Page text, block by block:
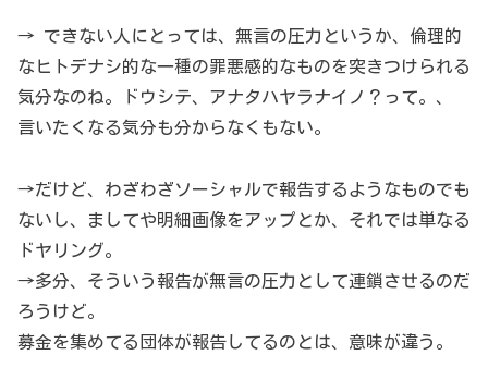
→ できない人にとっては、無言の圧力というか、倫理的
なヒトデナシ的な一種の罪悪感的なものを突きつけられる
気分なのね。ドウシテ、アナタハヤラナイノ？って。、
言いたくなる気分も分からなくもない。
→だけど、わざわざソーシャルで報告するようなものでも
ないし、ましてや明細画像をアップとか、それでは単なる
ドヤリング。
→多分、そういう報告が無言の圧力として連鎖させるのだ
ろうけど。
募金を集めてる団体が報告してるのとは、意味が違う。